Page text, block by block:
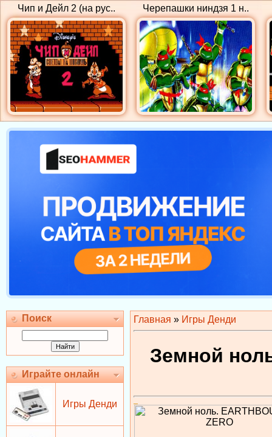
Чип и Дейл 2 (на рус.. Черепашки ниндзя 1 н..
Поиск
Играйте онлайн
Игры Денди
Главная » Игры Денди
Земной